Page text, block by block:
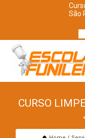
São
CURSO